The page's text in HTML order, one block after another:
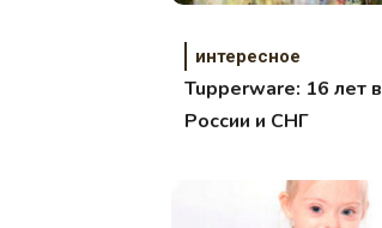
интересное
Tupperware: 16 лет в
России и СНГ